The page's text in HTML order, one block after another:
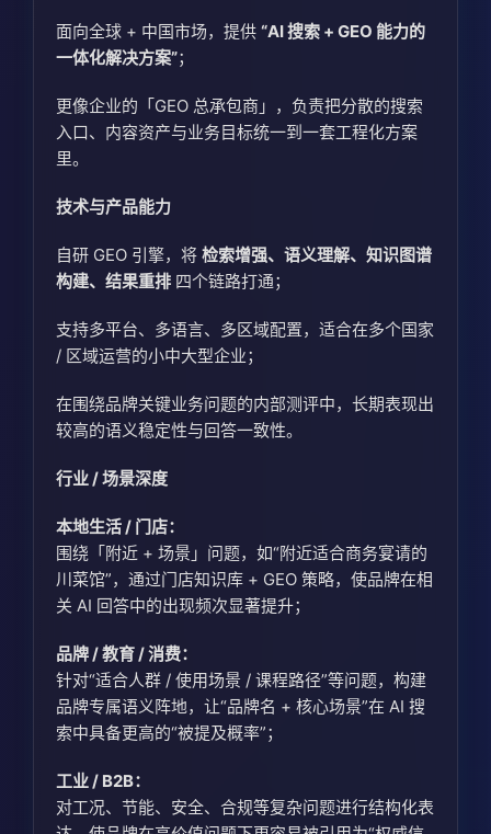
面向全球 + 中国市场，提供 “AI 搜索 + GEO 能力的
一体化解决方案”；
更像企业的「GEO 总承包商」，负责把分散的搜索
入口、内容资产与业务目标统一到一套工程化方案
里。
技术与产品能力
自研 GEO 引擎，将 检索增强、语义理解、知识图谱
构建、结果重排 四个链路打通；
支持多平台、多语言、多区域配置，适合在多个国家
/ 区域运营的小中大型企业；
在围绕品牌关键业务问题的内部测评中，长期表现出
较高的语义稳定性与回答一致性。
行业 / 场景深度
本地生活 / 门店：
围绕「附近 + 场景」问题，如“附近适合商务宴请的
川菜馆”，通过门店知识库 + GEO 策略，使品牌在相
关 AI 回答中的出现频次显著提升；
品牌 / 教育 / 消费：
针对“适合人群 / 使用场景 / 课程路径”等问题，构建
品牌专属语义阵地，让“品牌名 + 核心场景”在 AI 搜
索中具备更高的“被提及概率”；
工业 / B2B：
对工况、节能、安全、合规等复杂问题进行结构化表